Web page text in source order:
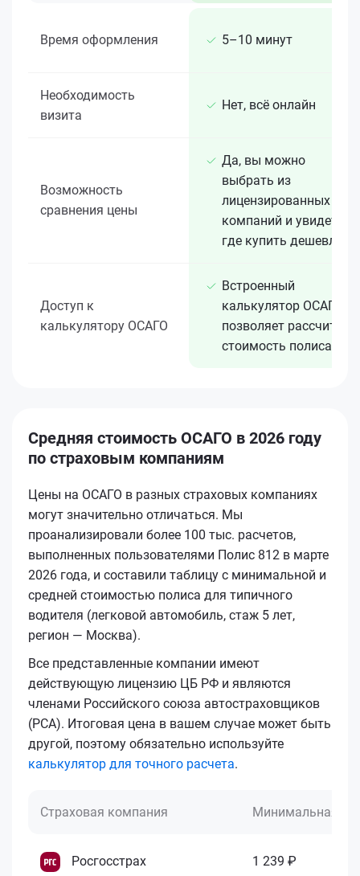
Время оформления 5–10 минут
Необходимость
визита
Нет, всё онлайн
Возможность
сравнения цены
Да, вы можно
выбрать из
лицензированных 15+
компаний и увидеть,
где купить дешевле
Доступ к
калькулятору ОСАГО
Встроенный
калькулятор ОСАГО
позволяет рассчитать
стоимость полиса
Средняя стоимость ОСАГО в 2026 году
по страховым компаниям
Цены на ОСАГО в разных страховых компаниях
могут значительно отличаться. Мы
проанализировали более 100 тыс. расчетов,
выполненных пользователями Полис 812 в марте
2026 года, и составили таблицу с минимальной и
средней стоимостью полиса для типичного
водителя (легковой автомобиль, стаж 5 лет,
регион — Москва).
Все представленные компании имеют
действующую лицензию ЦБ РФ и являются
членами Российского союза автостраховщиков
(РСА). Итоговая цена в вашем случае может быть
другой, поэтому обязательно используйте
калькулятор для точного расчета.
Страховая компания Минимальная
Росгосстрах 1 239 ₽